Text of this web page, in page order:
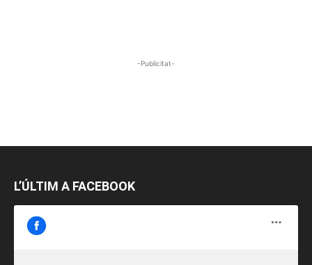
-Publicitat-
L’ÚLTIM A FACEBOOK